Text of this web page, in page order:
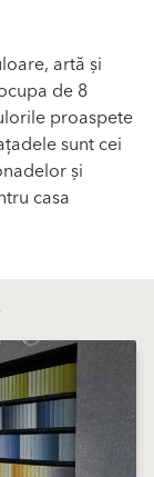
artă și
de 8
proaspete
sunt cei
și
casa